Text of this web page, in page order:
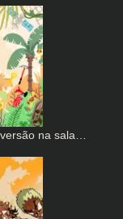
na sala…